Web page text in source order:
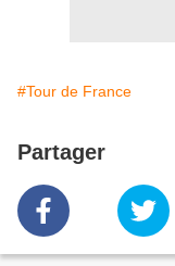
#Tour de France
Partager